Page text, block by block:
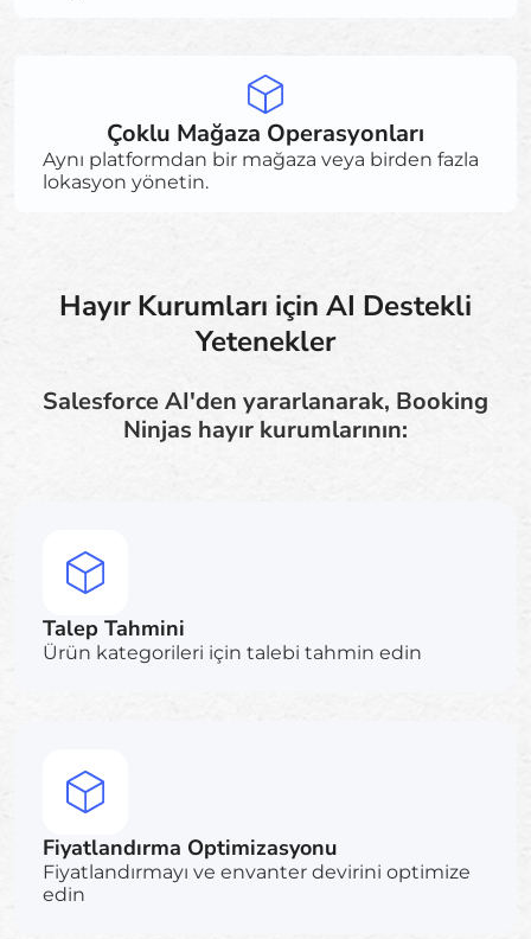
Çoklu Mağaza Operasyonları
Aynı platformdan bir mağaza veya birden fazla
lokasyon yönetin.
Hayır Kurumları için AI Destekli
Yetenekler
Salesforce AI'den yararlanarak, Booking
Ninjas hayır kurumlarının:
Talep Tahmini
Ürün kategorileri için talebi tahmin edin
Fiyatlandırma Optimizasyonu
Fiyatlandırmayı ve envanter devirini optimize
edin